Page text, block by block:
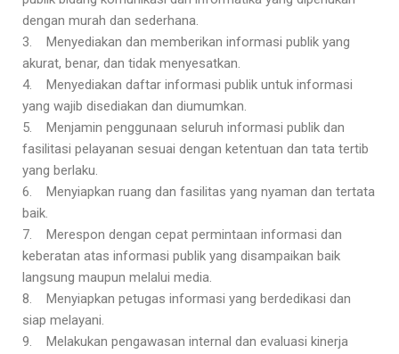
dengan murah dan sederhana.
3. Menyediakan dan memberikan informasi publik yang
akurat, benar, dan tidak menyesatkan.
4. Menyediakan daftar informasi publik untuk informasi
yang wajib disediakan dan diumumkan.
5. Menjamin penggunaan seluruh informasi publik dan
fasilitasi pelayanan sesuai dengan ketentuan dan tata tertib
yang berlaku.
6. Menyiapkan ruang dan fasilitas yang nyaman dan tertata
baik.
7. Merespon dengan cepat permintaan informasi dan
keberatan atas informasi publik yang disampaikan baik
langsung maupun melalui media.
8. Menyiapkan petugas informasi yang berdedikasi dan
siap melayani.
9. Melakukan pengawasan internal dan evaluasi kinerja